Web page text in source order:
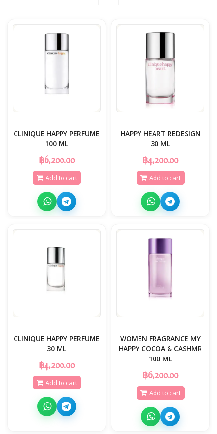
CLINIQUE HAPPY PERFUME
100 ML
฿6,200.00
Add to cart
HAPPY HEART REDESIGN
30 ML
฿4,200.00
Add to cart
CLINIQUE HAPPY PERFUME
30 ML
฿4,200.00
Add to cart
WOMEN FRAGRANCE MY
HAPPY COCOA & CASHMR
100 ML
฿6,200.00
Add to cart